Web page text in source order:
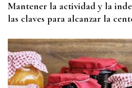
Mantener la actividad y la
las claves para alcanzar la